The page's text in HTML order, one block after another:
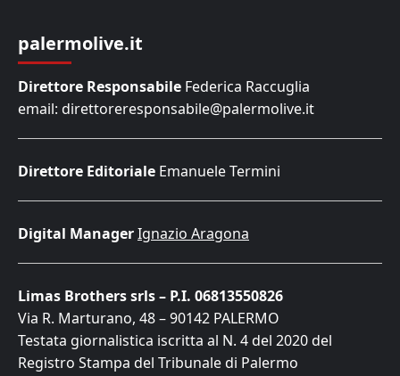
palermolive.it
Direttore Responsabile Federica Raccuglia
email: direttoreresponsabile@palermolive.it
Direttore Editoriale Emanuele Termini
Digital ManagerIgnazio Aragona
Limas Brothers srls – P.I. 06813550826
Via R. Marturano, 48 – 90142 PALERMO
Testata giornalistica iscritta al N. 4 del 2020 del
Registro Stampa del Tribunale di Palermo